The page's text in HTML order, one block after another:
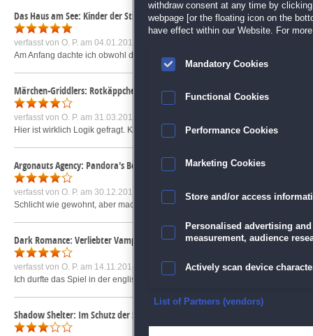
Das Haus am See: Kinder der Stille Sammleredition
verfasst von O. P. am 04.01.2017 um 18:46
Am Anfang dachte ich obwohl die Geschichte super war, was für ein doofes
Märchen-Griddlers: Rotkäppchens Geheimnis
verfasst von O. P. am 31.03.2017 um 19:42
Hier ist wirklich Logik gefragt. Konnte alle Level nur mit Logik lösen, auch
Argonauts Agency: Pandora's Box Sammleredition
verfasst von O. P. am 30.12.2018 um 16:30
Schlicht wie gewohnt, aber macht dann doch wieder Spass mfg O.P.
Dark Romance: Verliebter Vampir Sammleredition
verfasst von O. P. am 14.11.2014 um 08:19
Ich durfte das Spiel in der englischen Version spielen. Alles passt,
Shadow Shelter: Im Schutz der Schatten
withdraw consent at any time by
webpage [or the floating icon on the
have effect within our Website. For
Mandatory Cookies
Functional Cookies
Performance Cookies
Marketing Cookies
Store and/or access
Personalised advertising
measurement, audience
Actively scan device
Ensure security, prevent
List of Partners (vendors)